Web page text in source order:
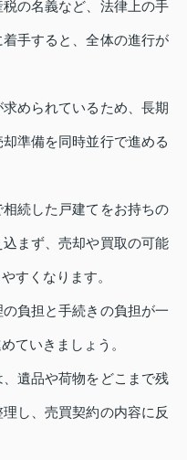
の名義など、法律上の手
手すると、全体の進行が
められているため、長期
準備を同時並行で進める
続した戸建てをお持ちの
まず、売却や買取の可能
すくなります。
負担と手続きの負担が一
ていきましょう。
遺品や荷物をどこまで残
し、売買契約の内容に反